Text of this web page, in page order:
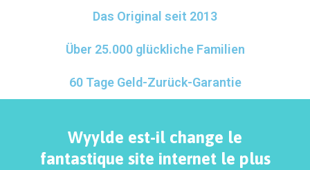
Das Original seit 2013
Über 25.000 glückliche Familien
60 Tage Geld-Zurück-Garantie
Wyylde est-il change le
fantastique site internet le plus